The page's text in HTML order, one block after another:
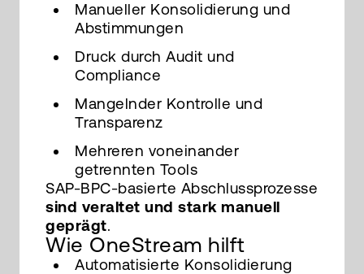
Manueller Konsolidierung und
Abstimmungen
Druck durch Audit und
Compliance
Mangelnder Kontrolle und
Transparenz
Mehreren voneinander
getrennten Tools
SAP-BPC-basierte Abschlussprozesse
sind veraltet und stark manuell
geprägt.
Wie OneStream hilft
Automatisierte Konsolidierung